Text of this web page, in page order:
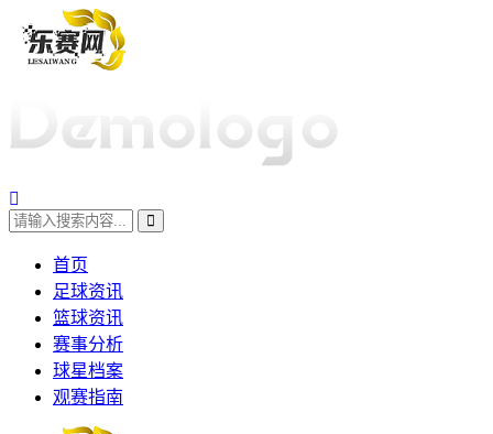
首页
足球资讯
篮球资讯
赛事分析
球星档案
观赛指南